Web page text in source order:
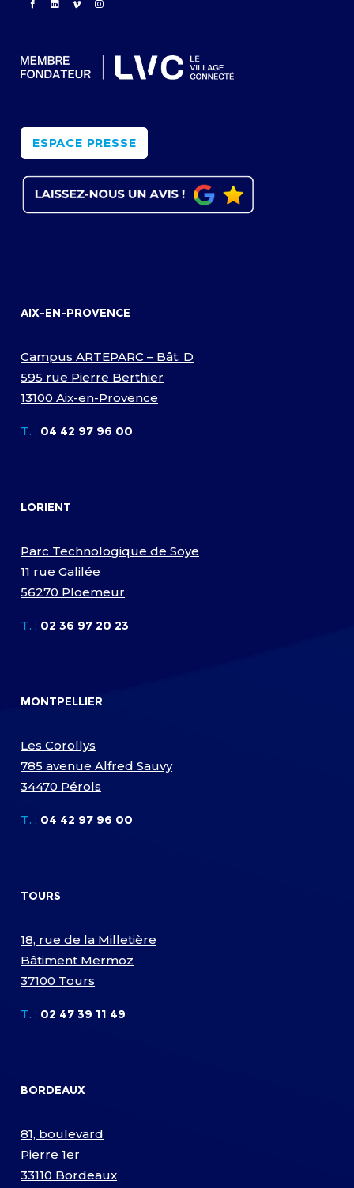
ESPACE PRESSE
AIX-EN-PROVENCE
Campus ARTEPARC – Bât. D
595 rue Pierre Berthier
13100 Aix-en-Provence
T. : 04 42 97 96 00
LORIENT
Parc Technologique de Soye
11 rue Galilée
56270 Ploemeur
T. : 02 36 97 20 23
MONTPELLIER
Les Corollys
785 avenue Alfred Sauvy
34470 Pérols
T. : 04 42 97 96 00
TOURS
18, rue de la Milletière
Bâtiment Mermoz
37100 Tours
T. : 02 47 39 11 49
BORDEAUX
81, boulevard
Pierre 1er
33110 Bordeaux